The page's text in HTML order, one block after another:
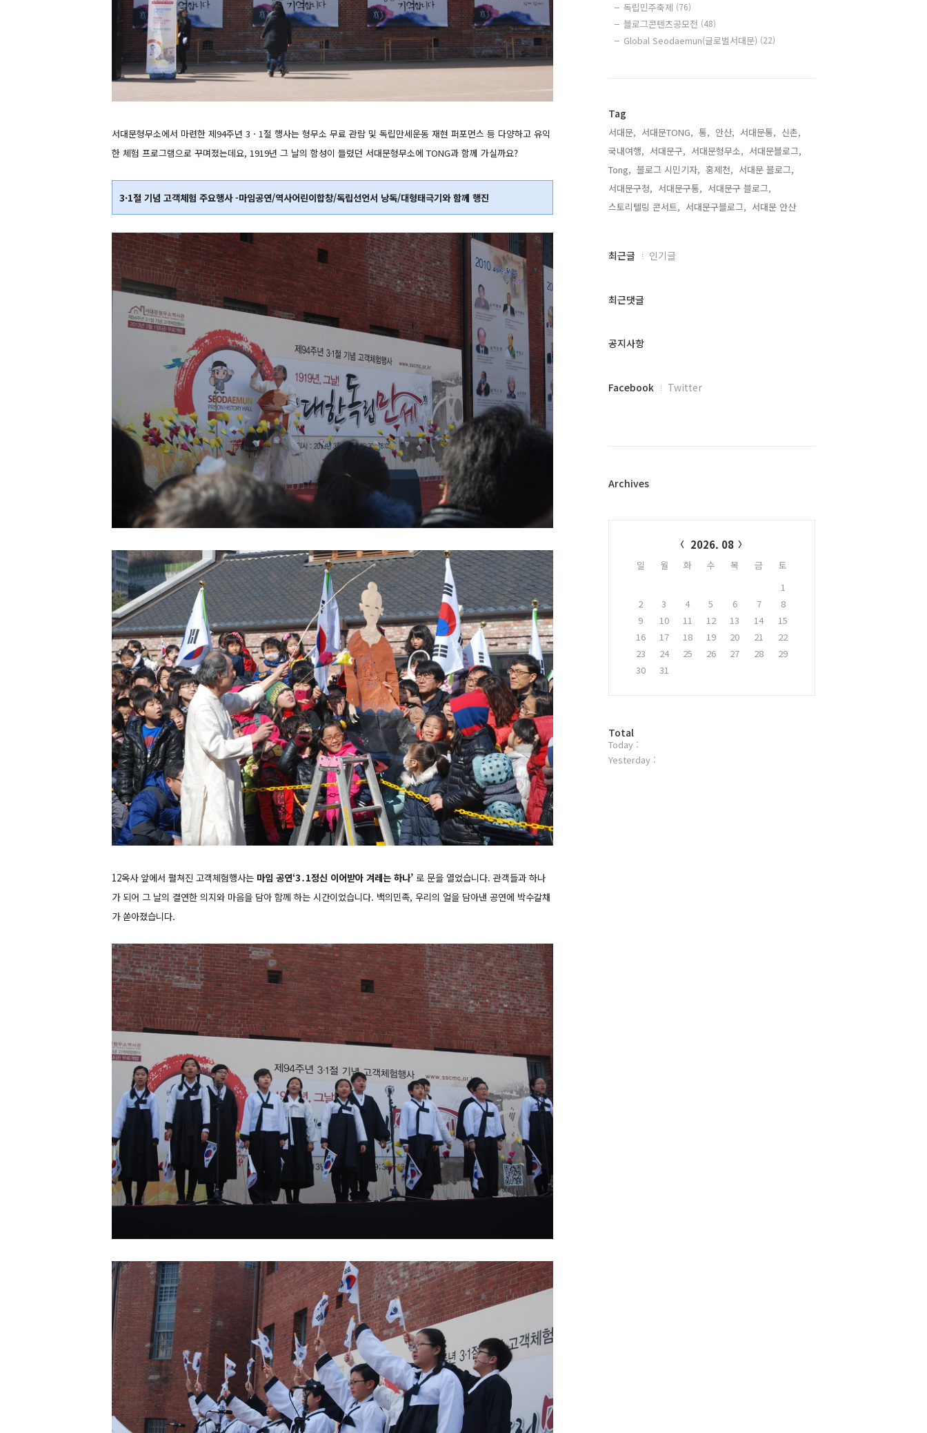
서대문형무소에서 마련한 제94주년 3ㆍ1절 행사는 형무소 무료 관람 및 독립만세운동 재현 퍼포먼스 등 다양하고 유익
한 체험 프로그램으로 꾸며졌는데요, 1919년 그 날의 함성이 들렸던 서대문형무소에 TONG과 함께 가실까요?
3·1절 기념 고객체험 주요행사-마임공연/역사어린이합창/독립선언서 낭독/대형태극기와 함께 행진
12옥사 앞에서 펼쳐진 고객체험행사는 마임 공연‘3․1정신 이어받아 겨레는 하나’ 로 문을 열었습니다. 관객들과 하나
가 되어 그 날의 결연한 의지와 마음을 담아 함께 하는 시간이었습니다. 백의민족, 우리의 얼을 담아낸 공연에 박수갈채
가 쏟아졌습니다.
독립민주축제 (76)
블로그콘텐츠공모전 (48)
Global Seodaemun(글로벌서대문) (22)
Tag
서대문, 서대문TONG, 통, 안산, 서대문통, 신촌,
국내여행, 서대문구, 서대문형무소, 서대문블로그,
Tong, 블로그 시민기자, 홍제천, 서대문 블로그,
서대문구청, 서대문구통, 서대문구 블로그,
스토리텔링 콘서트, 서대문구블로그, 서대문 안산,
최
과
글
최근글 인기글
최근댓글
공지사항
페
플
Facebook Twitter
Archives
2026. 08
일 월 화 수 목 금
토
1
2
3 4 5 6 7
8
9
10 11 12 13 14
15
16
17 18 19 20 21
22
23
24 25 26 27 28
29
30
31
방
문
자
Total
Today :
Yesterday :